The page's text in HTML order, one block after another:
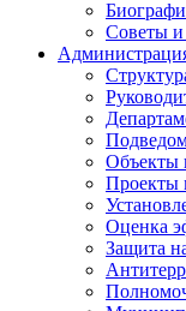
Советы и
Объекты
Проекты
Оценка
Защита